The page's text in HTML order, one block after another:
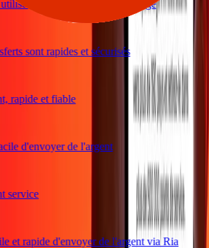
et excellents taux de change
sont rapides et sécurisés
et fiable
d'envoyer de l'argent
et rapide d'envoyer de l'argent via Ria